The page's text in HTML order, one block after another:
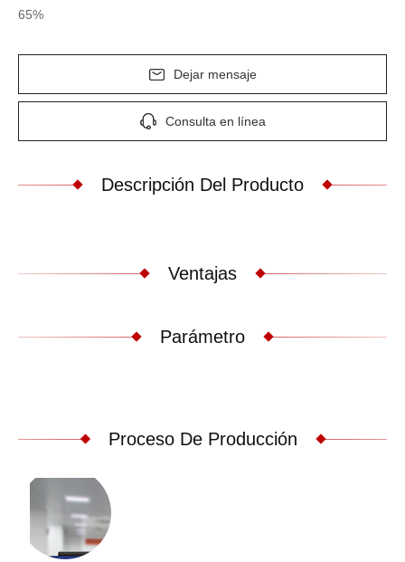
65%
Dejar mensaje
Consulta en línea
Descripción Del Producto
Ventajas
Parámetro
Proceso De Producción